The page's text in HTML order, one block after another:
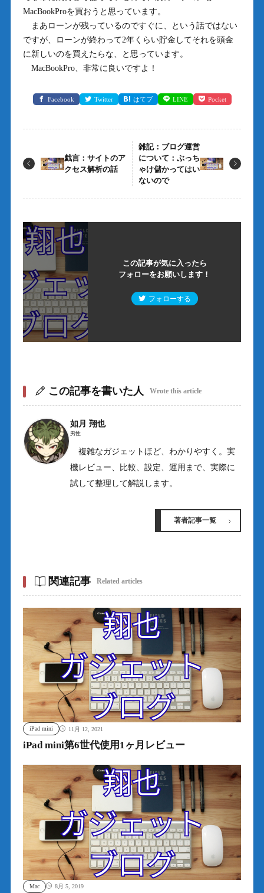
MacBookProを買おうと思っています。
まあローンが残っているのですぐに、という話ではない
ですが、ローンが終わって2年くらい貯金してそれを頭金
に新しいのを買えたらな、と思っています。
MacBookPro、非常に良いですよ！
Facebook Twitter はてブ LINE Pocket
戯言：サイトのア
クセス解析の話
雑記：ブログ運営
について：ぶっち
ゃけ儲かってはい
ないので
この記事が気に入ったら
フォローをお願いします！
フォローする
この記事を書いた人 Wrote this article
如月 翔也
男性
複雑なガジェットほど、わかりやすく。実
機レビュー、比較、設定、運用まで、実際に
試して整理して解説します。
著者記事一覧
関連記事 Related articles
iPad mini 11月 12, 2021
iPad mini第6世代使用1ヶ月レビュー
Mac 8月 5, 2019